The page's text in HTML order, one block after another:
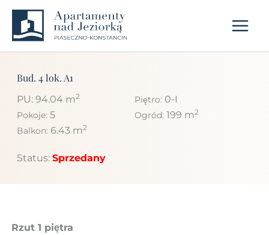
Przejdź
treści
Bud. 4 lok. A1
PU: 94.04 m2 Piętro: 0-I
Pokoje: 5 Ogród: 199 m2
Balkon: 6.43 m2
Status: Sprzedany
Rzut 1 piętra